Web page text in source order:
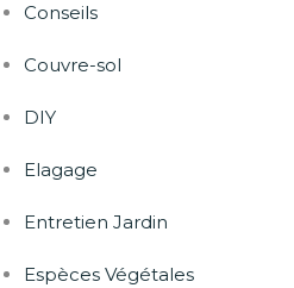
Conseils
Couvre-sol
DIY
Elagage
Entretien Jardin
Espèces Végétales